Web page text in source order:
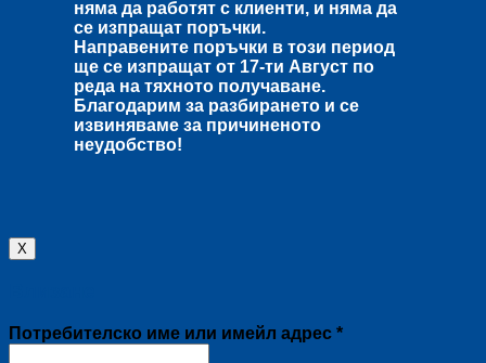
няма да работят с клиенти, и няма да
се изпращат поръчки.
Направените поръчки в този период
ще се изпращат от 17-ти Август по
реда на тяхното получаване.
Благодарим за разбирането и се
извиняваме за причиненото
неудобство!
X
Потребителско име или имейл адрес *Задължително